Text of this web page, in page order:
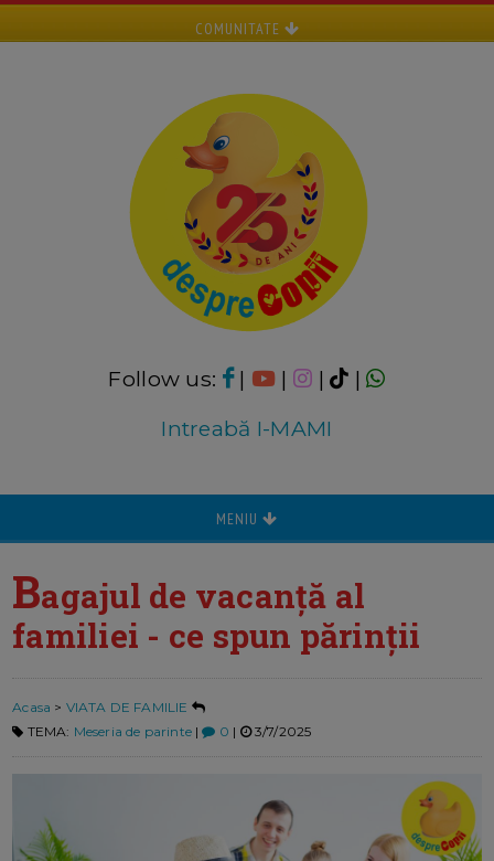
COMUNITATE
Follow us: | | |
|
Intreabă I-MAMI
MENIU
Bagajul de vacanță al
familiei - ce spun părinții
Acasa > VIATA DE FAMILIE
TEMA: Meseria de parinte| 0 | 3/7/2025